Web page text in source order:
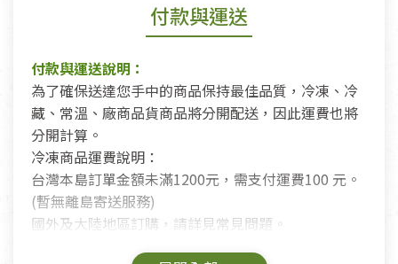
付款與運送
付款與運送說明：
為了確保送達您手中的商品保持最佳品質，冷凍、冷
藏、常溫、廠商品貨商品將分開配送，因此運費也將
分開計算。
冷凍商品運費說明：
台灣本島訂單金額未滿1200元，需支付運費100 元。
(暫無離島寄送服務)
國外及大陸地區訂購，請詳見常見問題。